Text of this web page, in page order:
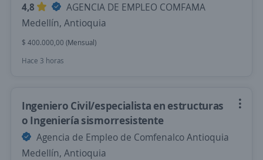
4,8
AGENCIA DE EMPLEO COMFAMA
Medellín, Antioquia
$ 400.000,00 (Mensual)
Hace 3 horas
Ingeniero Civil/especialista en estructuras
o Ingeniería sismorresistente
Agencia de Empleo de Comfenalco Antioquia
Medellín, Antioquia